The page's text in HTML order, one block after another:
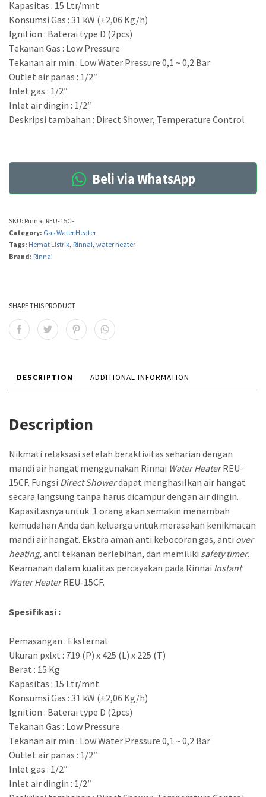
Kapasitas : 15 Ltr/mnt
Konsumsi Gas : 31 kW (±2,06 Kg/h)
Ignition : Baterai type D (2pcs)
Tekanan Gas : Low Pressure
Tekanan air min : Low Water Pressure 0,1 ~ 0,2 Bar
Outlet air panas : 1/2″
Inlet gas : 1/2″
Inlet air dingin : 1/2″
Deskripsi tambahan : Direct Shower, Temperature Control
Beli via WhatsApp
SKU: Rinnai.REU-15CF
Category: Gas Water Heater
Tags: Hemat Listrik, Rinnai, water heater
Brand: Rinnai
SHARE THIS PRODUCT
DESCRIPTION ADDITIONAL INFORMATION
Description
Nikmati relaksasi setelah beraktivitas seharian dengan
mandi air hangat menggunakan Rinnai Water HeaterREU-
15CF. Fungsi Direct Showerdapat menghasilkan air hangat
secara langsung tanpa harus dicampur dengan air dingin.
Kapasitasnya untuk 1 orang akan semakin menambah
kemudahan Anda dan keluarga untuk merasakan kenikmatan
mandi air hangat. Ekstra aman anti kebocoran gas, anti over
heating,anti tekanan berlebihan, dan memiliki safety timer.
Keamanan dalam kualitas percayakan pada Rinnai Instant
Water HeaterREU-15CF.
Spesifikasi :
Pemasangan : Eksternal
Ukuran pxlxt : 719 (P) x 425 (L) x 225 (T)
Berat : 15 Kg
Kapasitas : 15 Ltr/mnt
Konsumsi Gas : 31 kW (±2,06 Kg/h)
Ignition : Baterai type D (2pcs)
Tekanan Gas : Low Pressure
Tekanan air min : Low Water Pressure 0,1 ~ 0,2 Bar
Outlet air panas : 1/2″
Inlet gas : 1/2″
Inlet air dingin : 1/2″